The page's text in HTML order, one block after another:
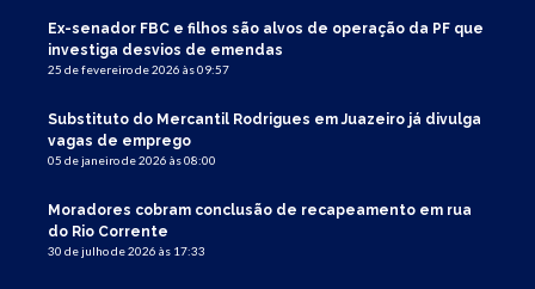
Ex-senador FBC e filhos são alvos de operação da PF que
investiga desvios de emendas
25 de fevereiro de 2026 às 09:57
Substituto do Mercantil Rodrigues em Juazeiro já divulga
vagas de emprego
05 de janeiro de 2026 às 08:00
Moradores cobram conclusão de recapeamento em rua
do Rio Corrente
30 de julho de 2026 às 17:33